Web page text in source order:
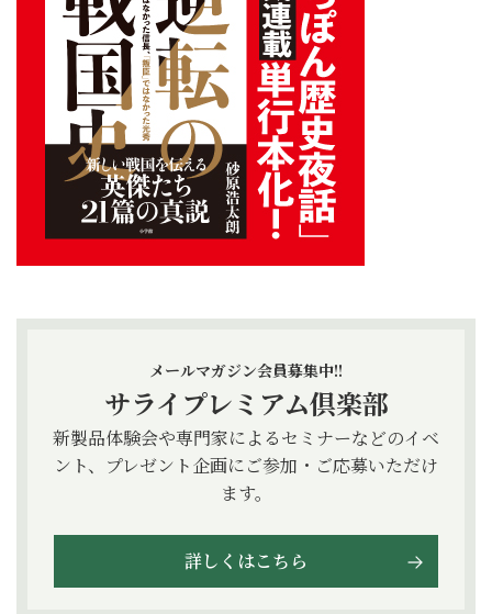
メールマガジン会員募集中!!
サライプレミアム倶楽部
新製品体験会や専門家によるセミナーなどのイベ
ント、プレゼント企画にご参加・ご応募いただけ
ます。
詳しくはこちら